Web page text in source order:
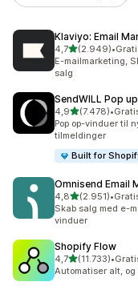
Klaviyo: Email
4,7ud af 5 stjerner
(2.949)
2949 anmeldelser
•
E-mailmarketing,
salg
SendWILL Pop
4,9ud af 5 stjerner
(7.478)
7478 anmeldelser i
•
Pop op-vinduer til
tilmeldinger
Built for
Omnisend Email
4,8ud af 5 stjerner
(2.951)
2951 anmeldelser
•
Skab salg med e-
vinduer
Shopify Flow
4,7ud af 5 stjerner
(11.733)
11733 anmeldelser i
•
Automatiser alt,